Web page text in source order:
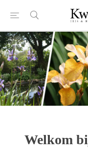
Welkom